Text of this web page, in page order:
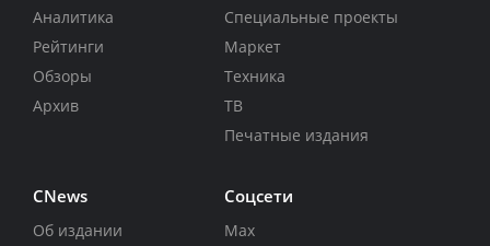
Аналитика
Рейтинги
Обзоры
Архив
Специальные проекты
Маркет
Техника
ТВ
Печатные издания
CNews
Об издании
Соцсети
Max